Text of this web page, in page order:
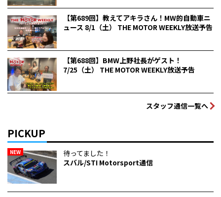
【第689回】教えてアキラさん！MW的自動車ニ
ュース 8/1（土） THE MOTOR WEEKLY放送予告
【第688回】BMW上野社長がゲスト！
7/25（土） THE MOTOR WEEKLY放送予告
スタッフ通信一覧へ
PICKUP
NEW
待ってました！
スバル/STI Motorsport通信